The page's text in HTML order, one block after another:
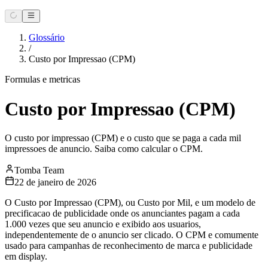
Glossário
/
Custo por Impressao (CPM)
Formulas e metricas
Custo por Impressao (CPM)
O custo por impressao (CPM) e o custo que se paga a cada mil
impressoes de anuncio. Saiba como calcular o CPM.
Tomba Team
22 de janeiro de 2026
O Custo por Impressao (CPM), ou Custo por Mil, e um modelo de
precificacao de publicidade onde os anunciantes pagam a cada
1.000 vezes que seu anuncio e exibido aos usuarios,
independentemente de o anuncio ser clicado. O CPM e comumente
usado para campanhas de reconhecimento de marca e publicidade
em display.